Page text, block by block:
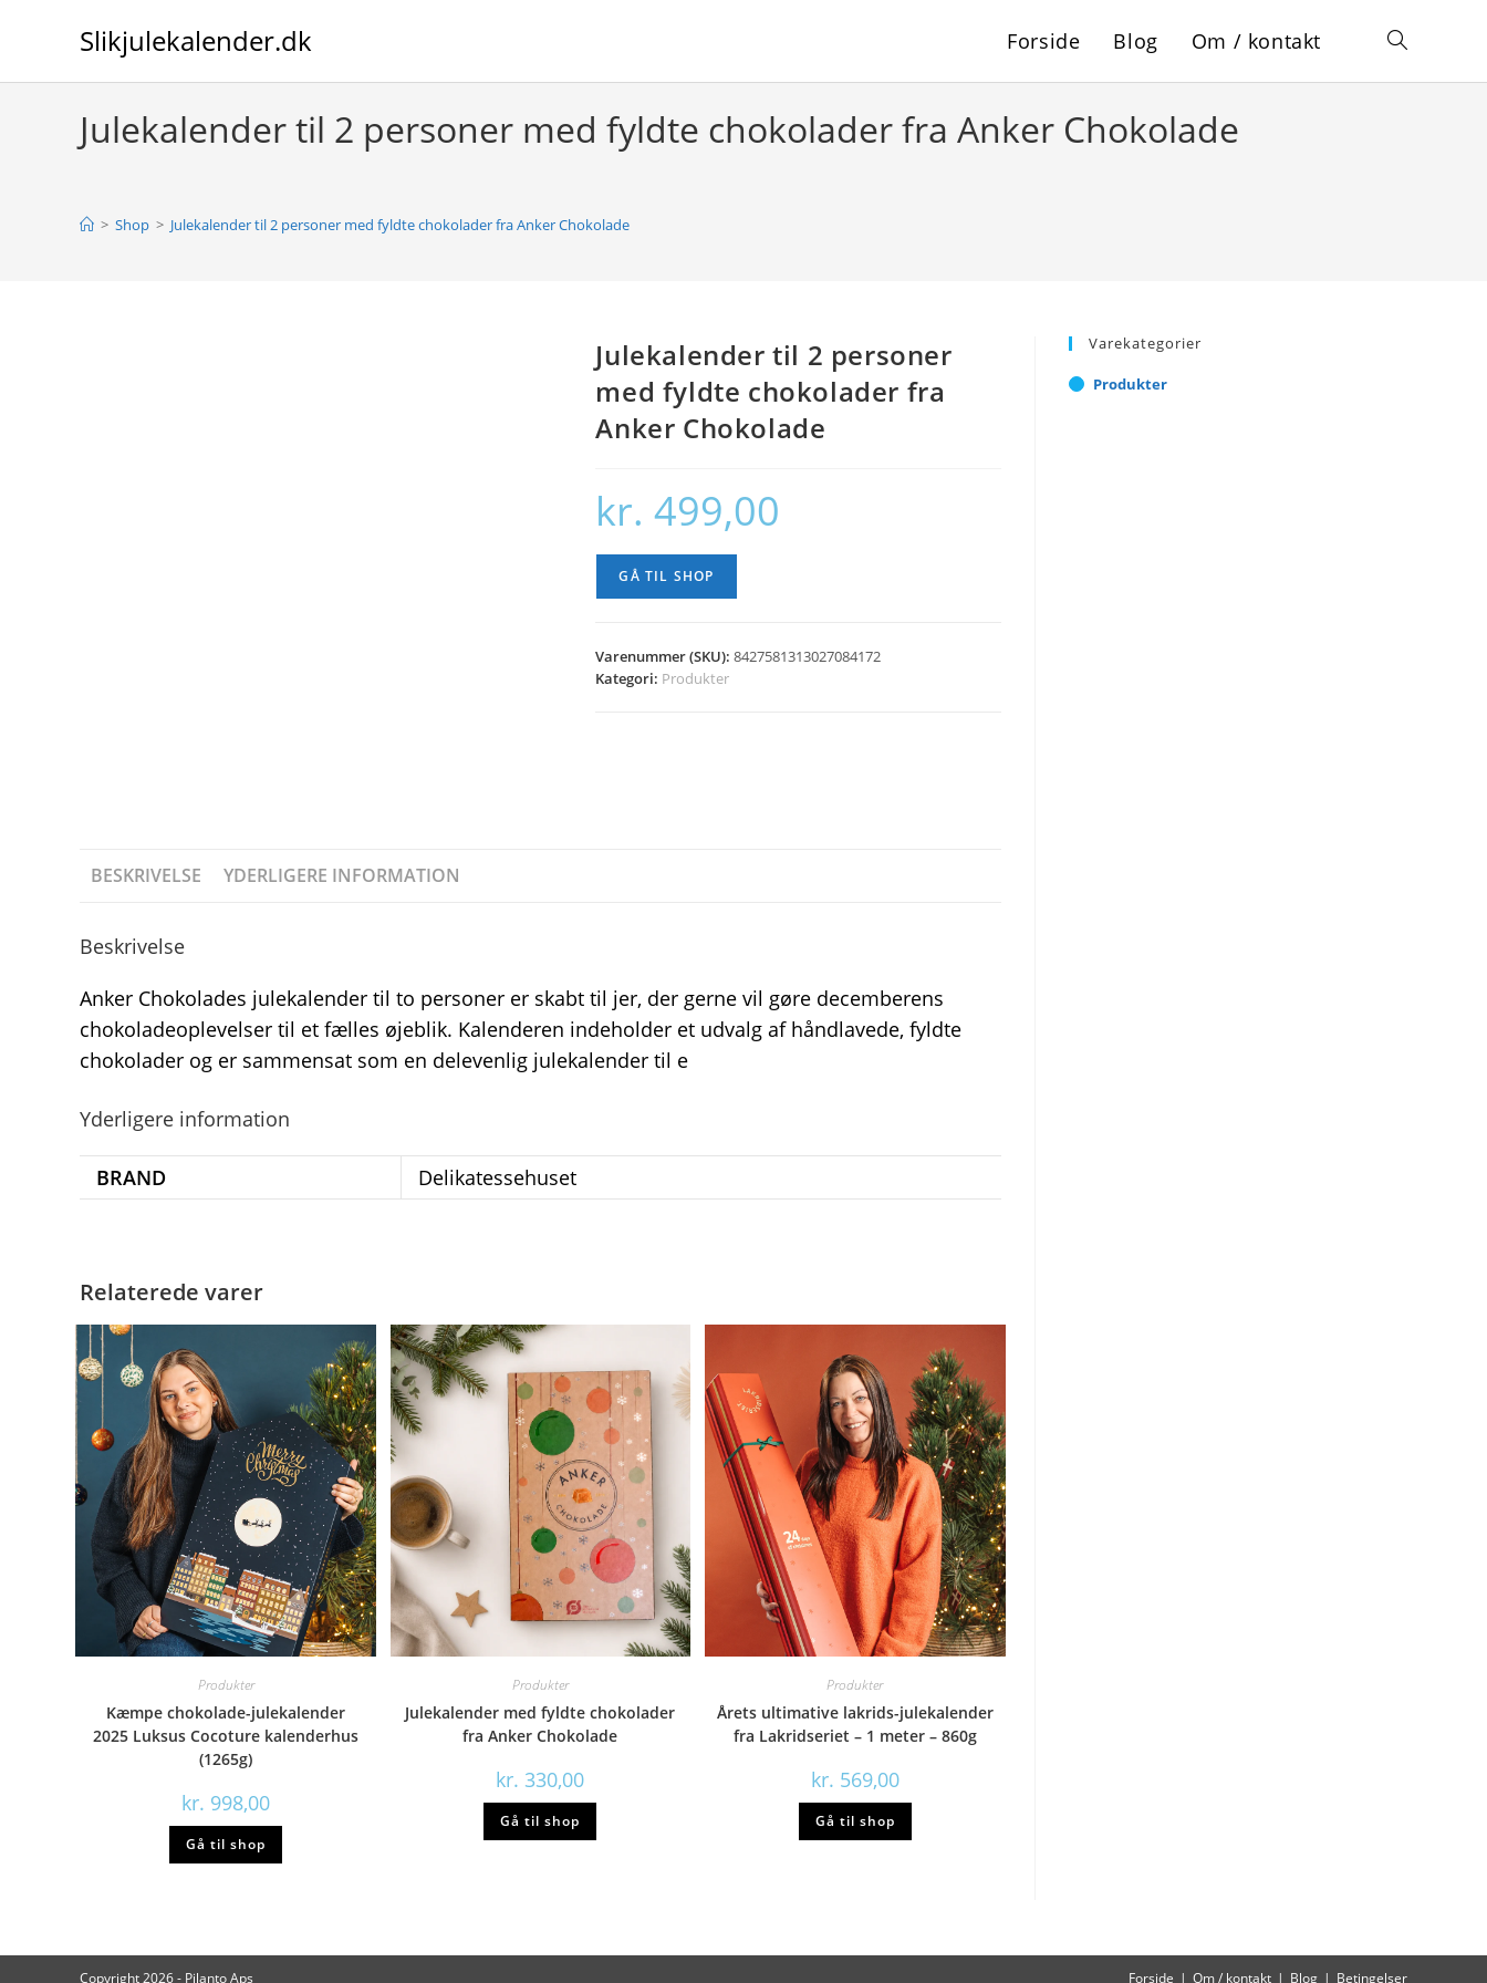
Slikjulekalender.dk Forside Blog Om / kontakt Toggle
Julekalender til 2 personer med fyldte chokolader fra Anker Chokolade
> Shop > Julekalender til 2 personer med fyldte chokolader fra Anker Chokolade
Julekalender til 2 personer
med fyldte chokolader fra
Anker Chokolade
kr. 499,00
GÅ TIL SHOP
Varenummer (SKU):8427581313027084172
Kategori: Produkter
BESKRIVELSE YDERLIGERE INFORMATION
Beskrivelse
Anker Chokolades julekalender til to personer er skabt til jer, der gerne vil gøre decemberens
chokoladeoplevelser til et fælles øjeblik. Kalenderen indeholder et udvalg af håndlavede, fyldte
chokolader og er sammensat som en delevenlig julekalender til e
Yderligere information
BRAND Delikatessehuset
Relaterede varer
Produkter
Kæmpe chokolade-julekalender
2025 Luksus Cocoture kalenderhus
(1265g)
kr. 998,00
Gå til shop
Produkter
Julekalender med fyldte chokolader
fra Anker Chokolade
kr. 330,00
Gå til shop
Produkter
Årets ultimative lakrids-julekalender
fra Lakridseriet – 1 meter – 860g
kr. 569,00
Gå til shop
Varekategorier
Produkter
Forside Om / kontakt Blog Betingelser
Copyright 2026 - Pilanto Aps